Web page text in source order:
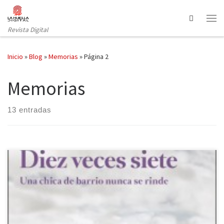
Saltar al contenido
Revista Digital
Search
Inicio »Blog »Memorias »Página 2
Memorias
13 entradas
La periodista y escritora Maruja Torres acaba de presentar su
profesional de su vida en retrospectiva, tomando como punto de